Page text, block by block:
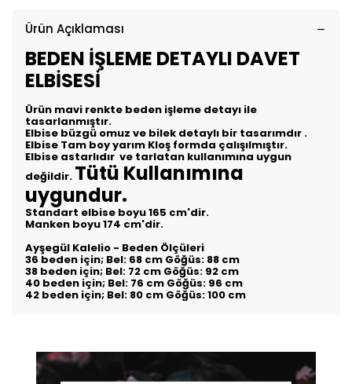
Ürün Açıklaması
BEDEN İŞLEME DETAYLI DAVET
ELBİSESİ
Ürün mavi renkte beden işleme detayı ile
tasarlanmıştır.
Elbise büzgü omuz ve bilek detaylı bir tasarımdır .
Elbise Tam boy yarım Kloş formda çalışılmıştır.
Elbise astarlıdır ve tarlatan kullanımına uygun
değildir. Tütü Kullanımına
uygundur.
Standart elbise boyu 165 cm'dir.
Manken boyu 174 cm'dir.
Ayşegül Kalelio - Beden Ölçüleri
36 beden için; Bel: 68 cm Göğüs: 88 cm
38 beden için; Bel: 72 cm Göğüs: 92 cm
40 beden için; Bel: 76 cm Göğüs: 96 cm
42 beden için; Bel: 80 cm Göğüs: 100 cm